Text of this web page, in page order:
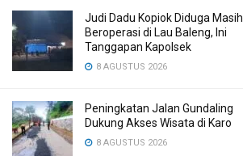
Judi Dadu Kopiok Diduga Masih
Beroperasi di Lau Baleng, Ini
Tanggapan Kapolsek
8 AGUSTUS 2026
Peningkatan Jalan Gundaling
Dukung Akses Wisata di Karo
8 AGUSTUS 2026